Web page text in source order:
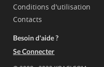
Conditions d'utilisation
Contacts
Besoin d'aide ?
Se Connecter